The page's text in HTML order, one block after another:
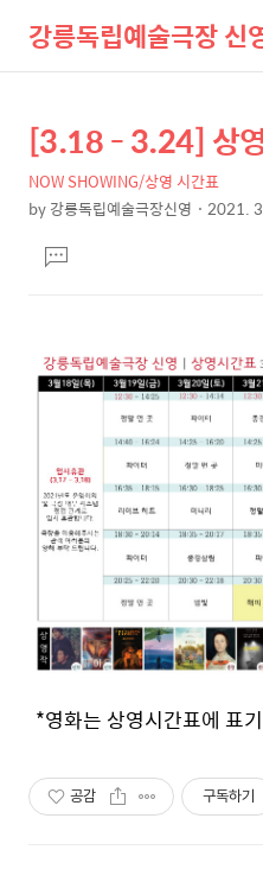
강릉독립예술극장 신
상
세
컨
텐
츠
본
문
제
목
[3.18 - 3.24] 상
NOW SHOWING/상영 시간표
by강릉독립예술극장신영 2021.
문댓
글
*영화는 상영시간표에 표
공감 구독하기